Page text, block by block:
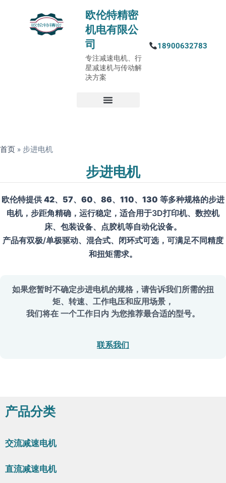
欧伦特精密
机电有限公
司
专注减速电机、行
星减速机与传动解
决方案
18900632783
首页 » 步进电机
步进电机
欧伦特提供 42、57、60、86、110、130 等多种规格的步进
电机，步距角精确，运行稳定，适合用于3D打印机、数控机
床、包装设备、点胶机等自动化设备。
产品有双极/单极驱动、混合式、闭环式可选，可满足不同精度
和扭矩需求。
如果您暂时不确定步进电机的规格，请告诉我们所需的扭
矩、转速、工作电压和应用场景，
我们将在 一个工作日内 为您推荐最合适的型号。
联系我们
产品分类
交流减速电机
直流减速电机